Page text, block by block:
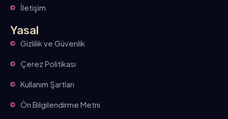
İletişim
Yasal
Gizlilik ve Güvenlik
Çerez Politikası
Kullanım Şartları
Ön Bilgilendirme Metni